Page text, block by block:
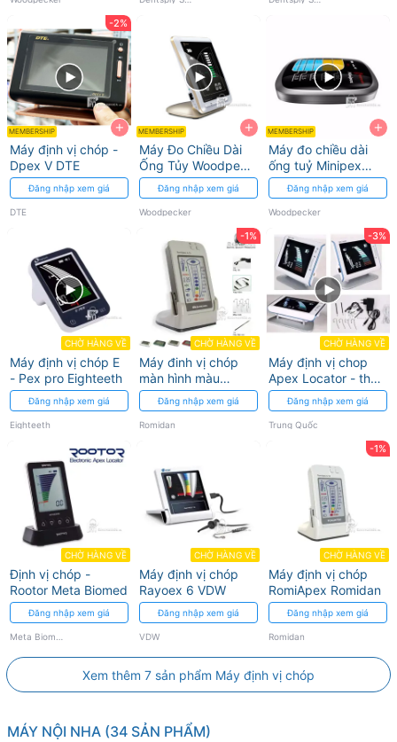
máy
tẩy
mô
tủy,
hàn
gutta
-2%
+
MEMBERSHIP
Máy định vị chóp -
Dpex V DTE
Đăng nhập xem giá
DTE
+
MEMBERSHIP
Máy Đo Chiều Dài
Ống Tủy Woodpex
III Woodpecker -
Màn Hình LCD
Đăng nhập xem giá
Woodpecker
+
MEMBERSHIP
Máy đo chiều dài
ống tuỷ Minipex
Woodpecker
Đăng nhập xem giá
Woodpecker
CHỜ HÀNG VỀ
Máy định vị chóp E
- Pex pro Eighteeth
Đăng nhập xem giá
Eighteeth
-1%
CHỜ HÀNG VỀ
Máy đinh vị chóp
màn hình màu
RomiApex và phụ
kiện Romidan
Đăng nhập xem giá
Romidan
-3%
CHỜ HÀNG VỀ
Máy định vị chop
Apex Locator - thế
hệ 3 Trung Quốc
Đăng nhập xem giá
Trung Quốc
CHỜ HÀNG VỀ
Định vị chóp -
Rootor Meta Biomed
Đăng nhập xem giá
CHỜ HÀNG VỀ
Máy định vị chóp
Rayoex 6 VDW
Đăng nhập xem giá
VDW
-1%
CHỜ HÀNG VỀ
Máy định vị chóp
RomiApex Romidan
Đăng nhập xem giá
Romidan
Xem thêm 7 sản phẩm Máy định vị chóp
MÁY NỘI NHA (34 SẢN PHẨM)